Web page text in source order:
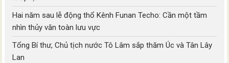
Hai năm sau lễ động thổ Kênh Funan Techo: Cần một tầm
nhìn thủy văn toàn lưu vực
Tổng Bí thư, Chủ tịch nước Tô Lâm sắp thăm Úc và Tân Lây
Lan